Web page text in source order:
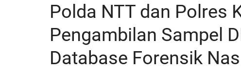
Polda NTT dan Polres
Pengambilan Sampel
Database Forensik